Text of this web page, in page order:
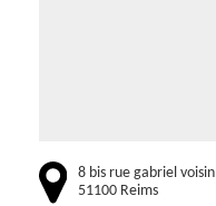
8 bis rue gabriel voisin
51100 Reims